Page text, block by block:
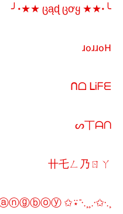
╰•★★ ცąɖ ცơყ ★★•╯
ɹoɹɹoH
ᑎᗝ ᒪᎥᖴᗴ
ᔕ丅ᗩᑎ
卄乇ㄥ乃ㄖㄚ
¸.·✩·.¸¸.·¯⍣✩ Ⓖⓐⓝⓖⓑⓞⓨ ✩⍣¯·.¸¸.·✩·.¸